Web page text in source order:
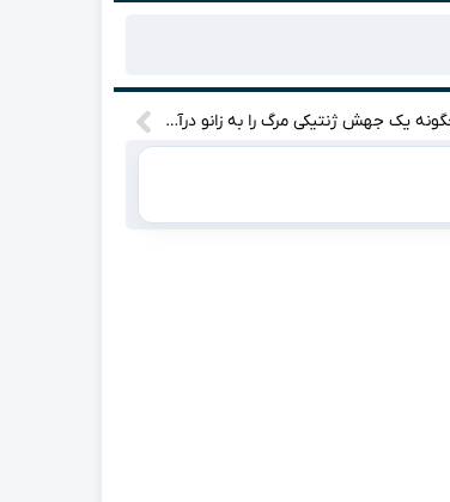
راز بقا در طاعون سیاه: چگونه یک جهش ژنتیکی مرگ را به زانو درآورد؟